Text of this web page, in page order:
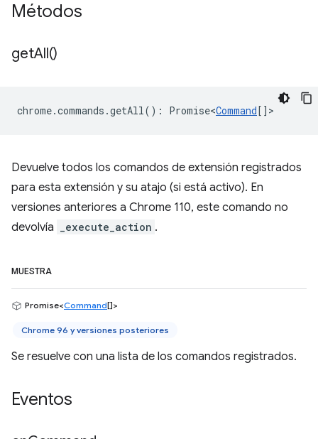
Métodos
getAll()
chrome.commands .getAll() : Promise<Command[] >
Devuelve todos los comandos de extensión registrados
para esta extensión y su atajo (si está activo). En
versiones anteriores a Chrome 110, este comando no
devolvía
_execute_action .
MUESTRA
Promise<Command[]>
Chrome 96 y versiones posteriores
Se resuelve con una lista de los comandos registrados.
Eventos